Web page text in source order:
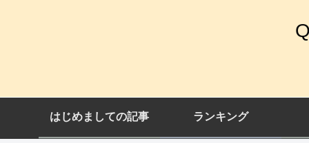
はじめましての記事 ランキング